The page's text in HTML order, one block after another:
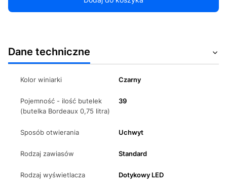
Dane techniczne
Kolor winiarki Czarny
Pojemność - ilość butelek
(butelka Bordeaux 0,75 litra)
39
Sposób otwierania Uchwyt
Rodzaj zawiasów Standard
Rodzaj wyświetlacza Dotykowy LED